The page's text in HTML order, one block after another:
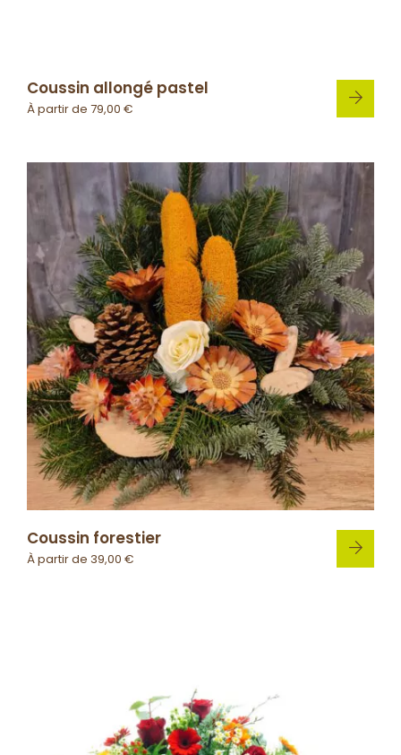
Coussin allongé pastel
À partir de 79,00 €
Coussin forestier
À partir de 39,00 €